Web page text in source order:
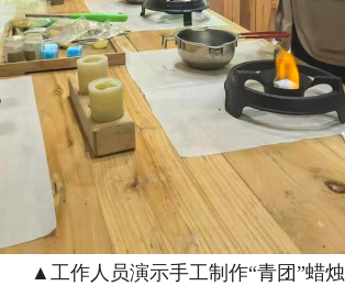
▲工作人员演示手工制作“青团”蜡烛